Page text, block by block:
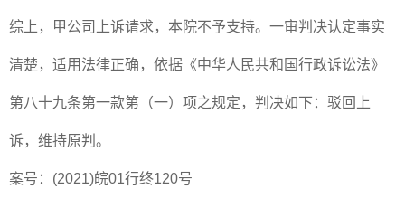
综上，甲公司上诉请求，本院不予支持。一审判决认定事实
清楚，适用法律正确，依据《中华人民共和国行政诉讼法》
第八十九条第一款第（一）项之规定，判决如下：驳回上
诉，维持原判。
案号： (2021)皖01行终120号